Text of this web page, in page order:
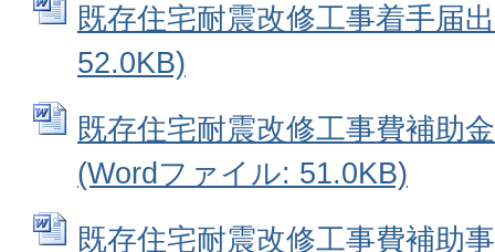
既存住宅耐震改修工事着手届
52.0KB)
既存住宅耐震改修工事費補助
(Wordファイル: 51.0KB)
既存住宅耐震改修工事費補助